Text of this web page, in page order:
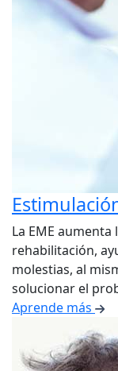
La EME
rehabilitación,
molestias, al
solucionar el
Aprende más